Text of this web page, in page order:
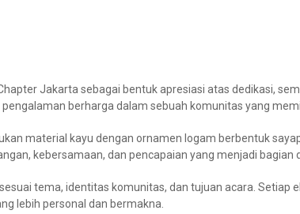
Jakarta sebagai bentuk apresiasi atas dedikasi,
berharga dalam sebuah komunitas yang
material kayu dengan ornamen logam berbentuk
kebersamaan, dan pencapaian yang menjadi bagian
tema, identitas komunitas, dan tujuan acara. Setiap
lebih personal dan bermakna.